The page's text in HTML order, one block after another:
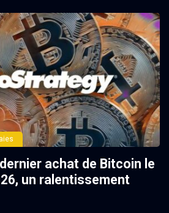
achat de Bitcoin le
un ralentissement